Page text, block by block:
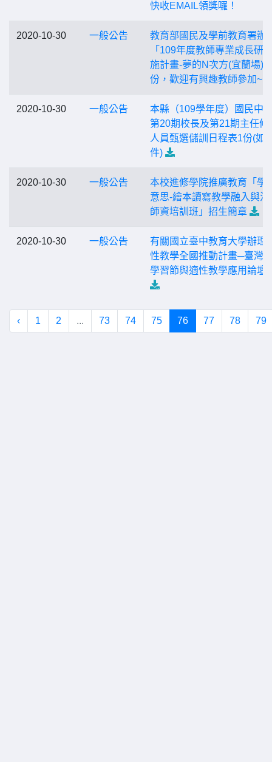
快收EMAIL領獎囉！
2020-10-30 一般公告
教育部國民及學前教育署辦
「109年度教師專業成長研
施計畫-夢的N次方(宜蘭場)
份，歡迎有興趣教師參加~
2020-10-30 一般公告
本縣（109學年度）國民中
第20期校長及第21期主任候
人員甄選儲訓日程表1份(如
件)
2020-10-30 一般公告
本校進修學院推廣教育「學
意思-繪本讀寫教學融入與活
師資培訓班」招生簡章
2020-10-30 一般公告
有關國立臺中教育大學辦理
性教學全國推動計畫─臺灣
學習節與適性教學應用論壇
‹ 1 2 ... 73 74 75 76 77 78 79